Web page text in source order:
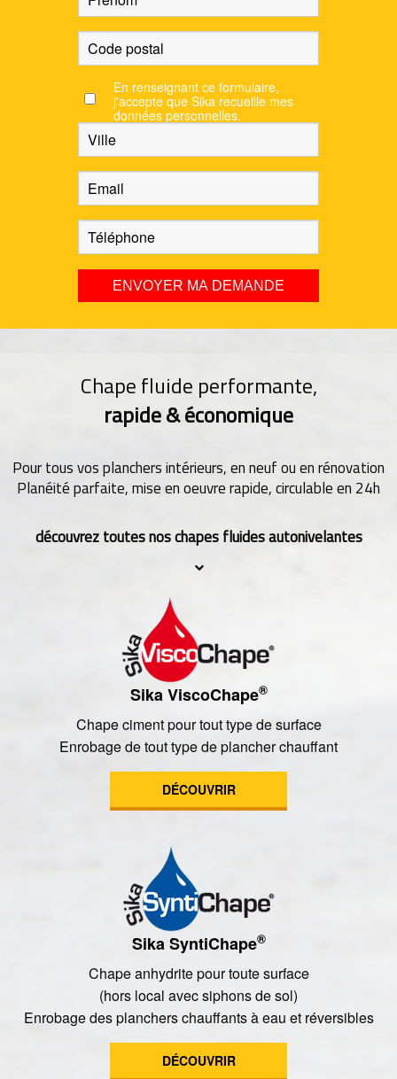
En renseignant ce formulaire,
j'accepte que Sika recueille mes
données personnelles.
Chape fluide performante,
rapide & économique
Pour tous vos planchers intérieurs, en neuf ou en rénovation
Planéité parfaite, mise en oeuvre rapide, circulable en 24h
découvrez toutes nos chapes fluides autonivelantes
Sika ViscoChape®
Chape ciment pour tout type de surface
Enrobage de tout type de plancher chauffant
DÉCOUVRIR
Sika SyntiChape®
Chape anhydrite pour toute surface
(hors local avec siphons de sol)
Enrobage des planchers chauffants à eau et réversibles
DÉCOUVRIR